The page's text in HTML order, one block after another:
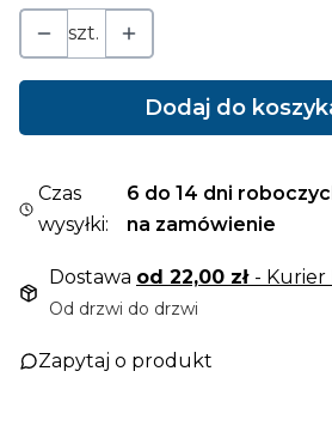
szt.
Dodaj do
Czas
wysyłki:
6 do 14 dni
na zamówienie
Dostawa od 22,00 zł - Kurier
Od drzwi do drzwi
Zapytaj o produkt